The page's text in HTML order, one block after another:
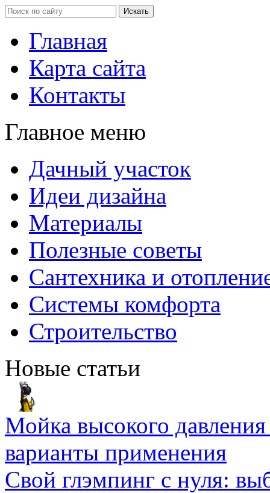
Главная
Карта сайта
Контакты
Главное меню
Дачный участок
Идеи дизайна
Материалы
Полезные советы
Сантехника и
Системы комфорта
Строительство
Новые статьи
Мойка высокого
варианты применения
Свой глэмпинг с нуля: